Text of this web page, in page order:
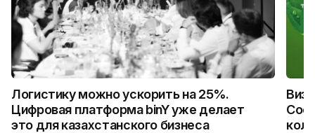
Логистику можно ускорить на 25%.
Цифровая платформа binY уже делает
это для казахстанского бизнеса